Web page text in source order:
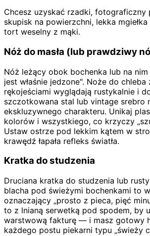
Chcesz uzyskać rzadki, fotograficzny
skupisk na powierzchni, lekka
tort weselny z mąki.
Nóż do masła (lub prawdziwy
Nóż leżący obok bochenka lub na nim
jest właśnie jedzone". Noże do chleba
rękojeściami wyglądają rustykalnie i
szczotkowana stal lub vintage srebro
ekskluzywnego charakteru. Unikaj
kolorów i wszystkiego, co krzyczy
Ustaw ostrze pod lekkim kątem w
krawędź łapała refleks światła.
Kratka do studzenia
Druciana kratka do studzenia lub
blacha pod świeżymi bochenkami to
oznaczający „prosto z pieca, pięć
to z lnianą serwetką pod spodem, by
warstwową fakturę — i masz gotowy
każdego postu piekarni typu „świeży